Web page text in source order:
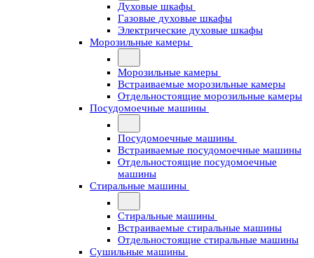
Духовые шкафы
Газовые духовые шкафы
Электрические духовые шкафы
Морозильные камеры
Морозильные камеры
Встраиваемые морозильные камеры
Отдельностоящие морозильные камеры
Посудомоечные машины
Посудомоечные машины
Встраиваемые посудомоечные машины
Отдельностоящие посудомоечные
машины
Стиральные машины
Стиральные машины
Встраиваемые стиральные машины
Отдельностоящие стиральные машины
Сушильные машины